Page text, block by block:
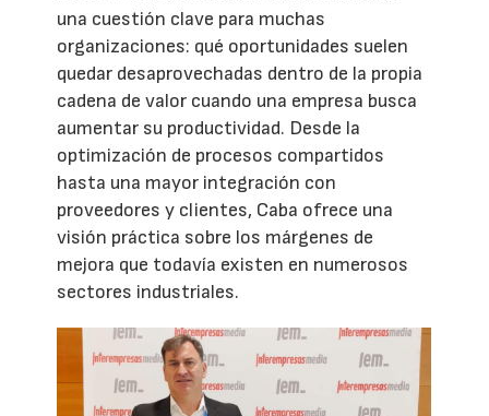
una cuestión clave para muchas
organizaciones: qué oportunidades suelen
quedar desaprovechadas dentro de la propia
cadena de valor cuando una empresa busca
aumentar su productividad. Desde la
optimización de procesos compartidos
hasta una mayor integración con
proveedores y clientes, Caba ofrece una
visión práctica sobre los márgenes de
mejora que todavía existen en numerosos
sectores industriales.